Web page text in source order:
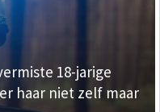
18-jarige
haar niet zelf maar